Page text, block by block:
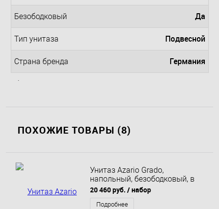
Безободковый Да
Тип унитаза Подвесной
Страна бренда Германия
.
ПОХОЖИЕ ТОВАРЫ (8)
Унитаз Azario Grado,
напольный, безободковый, в
комплекте с бачком и сидением
микролифт
20 460 руб. / набор
Подробнее